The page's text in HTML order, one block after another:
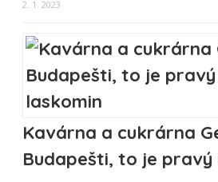
2. 1. 2023
Kavárna a cukrárna
Budapešti, to je